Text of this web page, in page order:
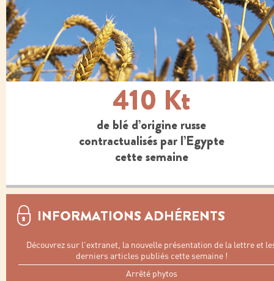
410 Kt
de blé d’origine russe
contractualisés par l’Egypte
cette semaine
INFORMATIONS ADHÉRENTS
Découvrez sur l'extranet, la nouvelle présentation de la lettre et
derniers articles publiés cette semaine !
Arrêté phytos